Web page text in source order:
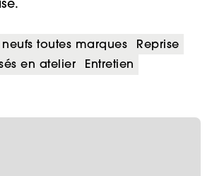
toutes marques
Reprise
en atelier
Entretien